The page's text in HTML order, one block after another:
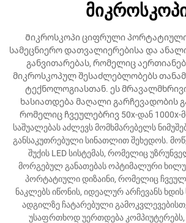
Მიკროსკოპი ციფრული
სამეცნიერო დათვალიერებისა და
განვითარებას, რომელიც
მიკროსკოპულ შესაძლებლობებს
ტექნოლოგიასთან. ეს
ხასიათდება მაღალი გარჩევადობის
რომელიც ჩვეულებრივ 50x-დან 1000x-
საშუალებას აძლევს მომხმარებელს
განსაკუთრებული სინათლით შეხედოს.
შუქის LED სისტემას, რომელიც
მორგებულ განათებას ოპტიმალური
პორტატიული დიზაინი, რომელიც
ნაკლებს იწონის, იდეალურ არჩევანს
ადგილზე ჩატარებული
უსაფრთხოდ უერთდება კომპიუტერებს,